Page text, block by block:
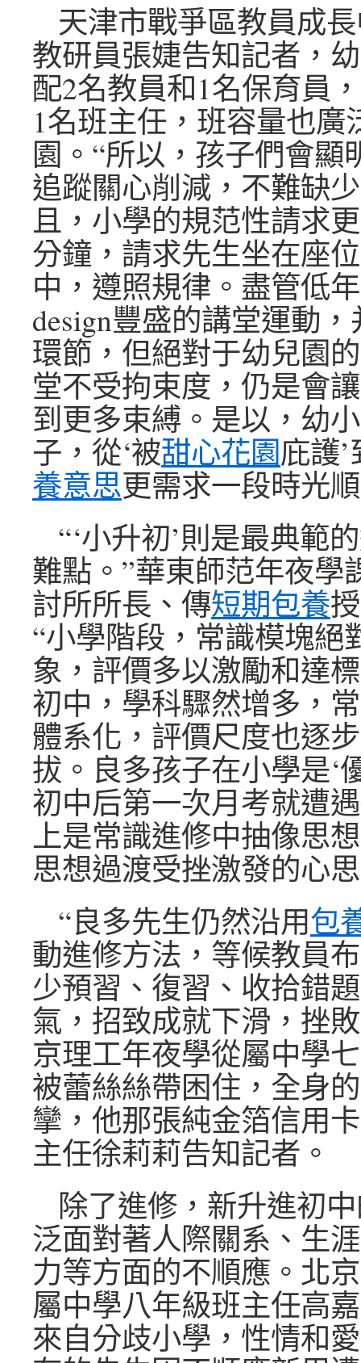
天津市戰爭區教員成
教研員張婕告知記者，
配2名教員和1名保育員
1名班主任，班容量也廣
園。“所以，孩子們會顯
追蹤關心削減，不難缺
且，小學的規范性請求
分鐘，請求先生坐在座
中，遵照規律。盡管低
design豐盛的講堂運動
環節，但絕對于幼兒園
堂不受拘束度，仍是會
到更多束縛。是以，幼
子，從‘被甜心花園庇護’
養意思更需求一段時光
“‘小升初’則是最典範
難點。”華東師范年夜學
討所所長、傳短期包養
“小學階段，常識模塊絕
象，評價多以激勵和達
初中，學科驟然增多，
體系化，評價尺度也逐
拔。良多孩子在小學是‘
初中后第一次月考就遭
上是常識進修中抽像思
思想過渡受挫激發的心
“良多先生仍然沿用包
動進修方法，等候教員
少預習、復習、收拾錯
氣，招致成就下滑，挫
京理工年夜學從屬中學
被蕾絲絲帶困住，全身
攣，他那張純金箔信用
主任徐莉莉告知記者。
除了進修，新升進初
泛面對著人際關系、生
力等方面的不順應。北
屬中學八年級班主任高
來自分歧小學，性情和